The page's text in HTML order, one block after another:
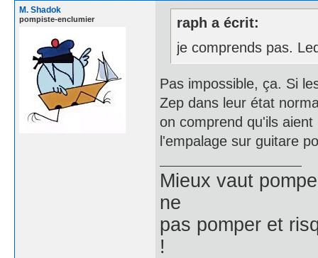
M. Shadok
pompiste-enclumier
raph a écrit:
je comprends pas.
Pas impossible, ça. Si
Zep dans leur état
on comprend qu'ils
l'empalage sur guitare
Mieux vaut
ne
pas pomper et
!